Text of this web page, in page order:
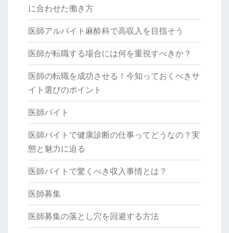
に合わせた働き方
医師アルバイト麻酔科で高収入を目指そう
医師が転職する場合には何を重視すべきか？
医師の転職を成功させる！今知っておくべきサ
イト選びのポイント
医師バイト
医師バイトで健康診断の仕事ってどうなの？実
態と魅力に迫る
医師バイトで驚くべき収入事情とは？
医師募集
医師募集の落とし穴を回避する方法